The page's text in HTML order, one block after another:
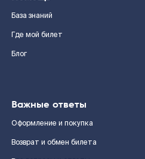
База знаний
Где мой билет
Блог
Важные ответы
Оформление и покупка
Возврат и обмен билета